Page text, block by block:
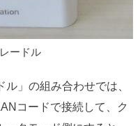
ードル
」の組み合わせでは、
コードで接続して、ク